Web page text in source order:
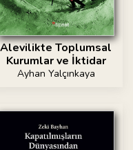
Alevilikte Toplumsal
Kurumlar ve İktidar
Ayhan Yalçınkaya